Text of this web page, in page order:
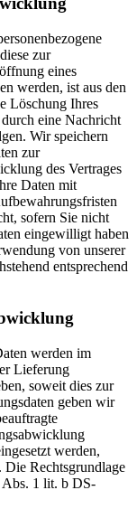
zur
eines
werden, ist aus den
Löschung Ihres
eine Nachricht
Wir speichern
zur
des Vertrages
Daten mit
sofern Sie nicht
eingewilligt haben
von unserer
entsprechend
werden im
Lieferung
soweit dies zur
geben wir
werden,
Rechtsgrundlage
Abs. 1 lit. b DS-